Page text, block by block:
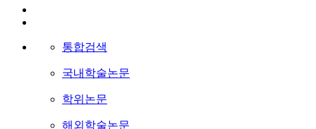
통합검색
국내학술논문
학위논문
해외학술논문